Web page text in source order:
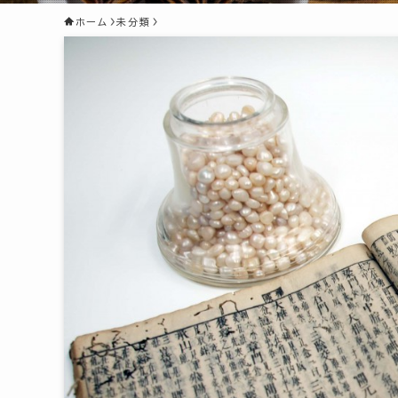
ホーム 未分類